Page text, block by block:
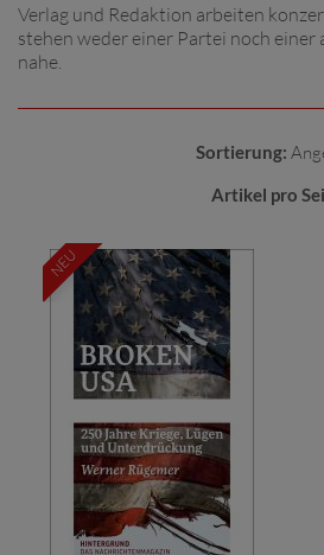
Verlag und Redaktion arbeiten
stehen weder einer Partei noch
nahe.
Sortierung:
Artikel pro
NEU